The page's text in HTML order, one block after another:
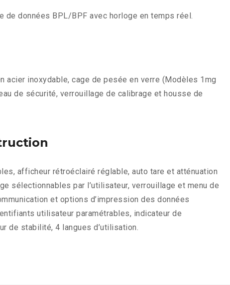
de données BPL/BPF avec horloge en temps réel.
acier inoxydable, cage de pesée en verre (Modèles 1mg
de sécurité, verrouillage de calibrage et housse de
afficheur rétroéclairé réglable, auto tare et atténuation
sélectionnables par l’utilisateur, verrouillage et menu de
et options d’impression des données
utilisateur paramétrables, indicateur de
de stabilité, 4 langues d’utilisation.